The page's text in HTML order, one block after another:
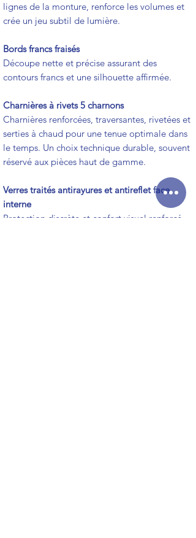
lignes de la monture, renforce les volumes et
crée un jeu subtil de lumière.
Bords francs fraisés
Découpe nette et précise assurant des
contours francs et une silhouette affirmée.
Charnières à rivets 5 charnons
Charnières renforcées, traversantes, rivetées et
serties à chaud pour une tenue optimale dans
le temps. Un choix technique durable, souvent
réservé aux pièces haut de gamme.
Verres traités antirayures et antireflet face
interne
Protection discrète et confort visuel renforcé